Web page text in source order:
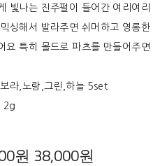
빛나는 진주펄이 들어간 여리여리
싱해서 발라주면 쉬머하고 영롱
요 특히 몰드로 파츠를 만들어주
라,노랑,그린,하늘 5set
2g
원 38,000원